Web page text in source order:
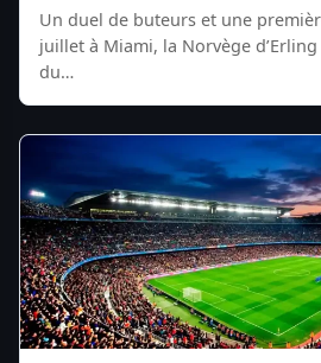
Un duel de buteurs et une
juillet à Miami, la Norvège
du…